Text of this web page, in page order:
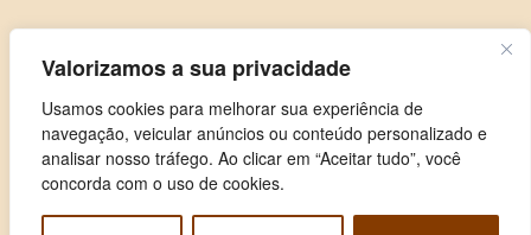
Valorizamos a sua privacidade
Usamos cookies para melhorar sua experiência de
navegação, veicular anúncios ou conteúdo personalizado e
analisar nosso tráfego. Ao clicar em “Aceitar tudo”, você
concorda com o uso de cookies.